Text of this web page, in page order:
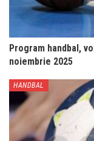
Program handbal,
noiembrie 2025
HANDBAL